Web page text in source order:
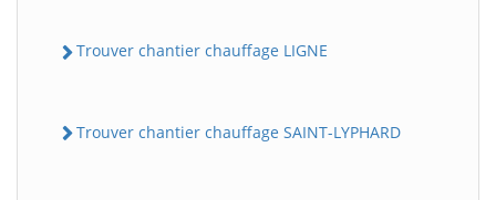
Trouver chantier chauffage LIGNE
Trouver chantier chauffage SAINT-LYPHARD